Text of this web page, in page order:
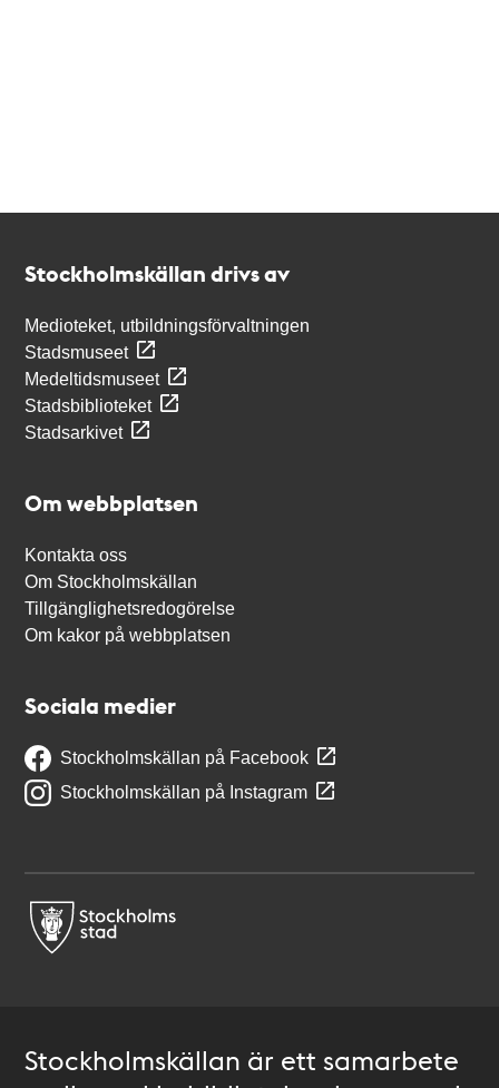
Stockholmskällan drivs av
Medioteket, utbildningsförvaltningen
Stadsmuseet
Medeltidsmuseet
Stadsbiblioteket
Stadsarkivet
Om webbplatsen
Kontakta oss
Om Stockholmskällan
Tillgänglighetsredogörelse
Om kakor på webbplatsen
Sociala medier
Stockholmskällan på Facebook
Stockholmskällan på Instagram
Stockholmskällan är ett samarbete